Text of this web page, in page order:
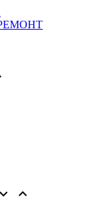
 